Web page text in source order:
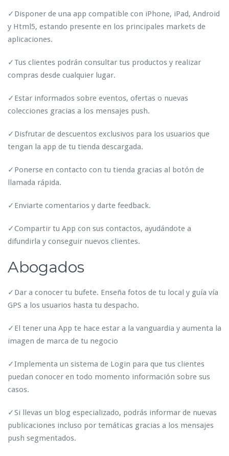
✓Disponer de una app compatible con iPhone, iPad, Android
y Html5, estando presente en los principales markets de
aplicaciones.
✓Tus clientes podrán consultar tus productos y realizar
compras desde cualquier lugar.
✓Estar informados sobre eventos, ofertas o nuevas
colecciones gracias a los mensajes push.
✓Disfrutar de descuentos exclusivos para los usuarios que
tengan la app de tu tienda descargada.
✓Ponerse en contacto con tu tienda gracias al botón de
llamada rápida.
✓Enviarte comentarios y darte feedback.
✓Compartir tu App con sus contactos, ayudándote a
difundirla y conseguir nuevos clientes.
Abogados
✓Dar a conocer tu bufete. Enseña fotos de tu local y guía vía
GPS a los usuarios hasta tu despacho.
✓El tener una App te hace estar a la vanguardia y aumenta la
imagen de marca de tu negocio
✓Implementa un sistema de Login para que tus clientes
puedan conocer en todo momento información sobre sus
casos.
✓Si llevas un blog especializado, podrás informar de nuevas
publicaciones incluso por temáticas gracias a los mensajes
push segmentados.